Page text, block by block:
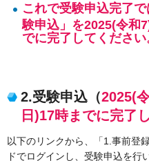
これで受験申込完了
験申込」を2025(令和
でに完了してください
2.受験申込（2025(
日)17時までに完了
以下のリンクから、「1.事前登
ドでログインし、受験申込を行